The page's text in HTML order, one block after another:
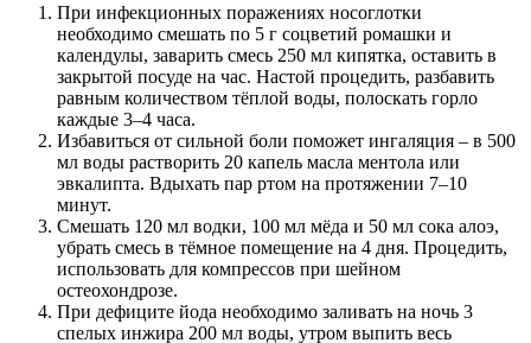
При инфекционных поражениях носоглотки
необходимо смешать по 5 г соцветий ромашки и
календулы, заварить смесь 250 мл кипятка, оставить в
закрытой посуде на час. Настой процедить, разбавить
равным количеством тёплой воды, полоскать горло
каждые 3–4 часа.
Избавиться от сильной боли поможет ингаляция – в 500
мл воды растворить 20 капель масла ментола или
эвкалипта. Вдыхать пар ртом на протяжении 7–10
минут.
Смешать 120 мл водки, 100 мл мёда и 50 мл сока алоэ,
убрать смесь в тёмное помещение на 4 дня. Процедить,
использовать для компрессов при шейном
остеохондрозе.
При дефиците йода необходимо заливать на ночь 3
спелых инжира 200 мл воды, утром выпить весь